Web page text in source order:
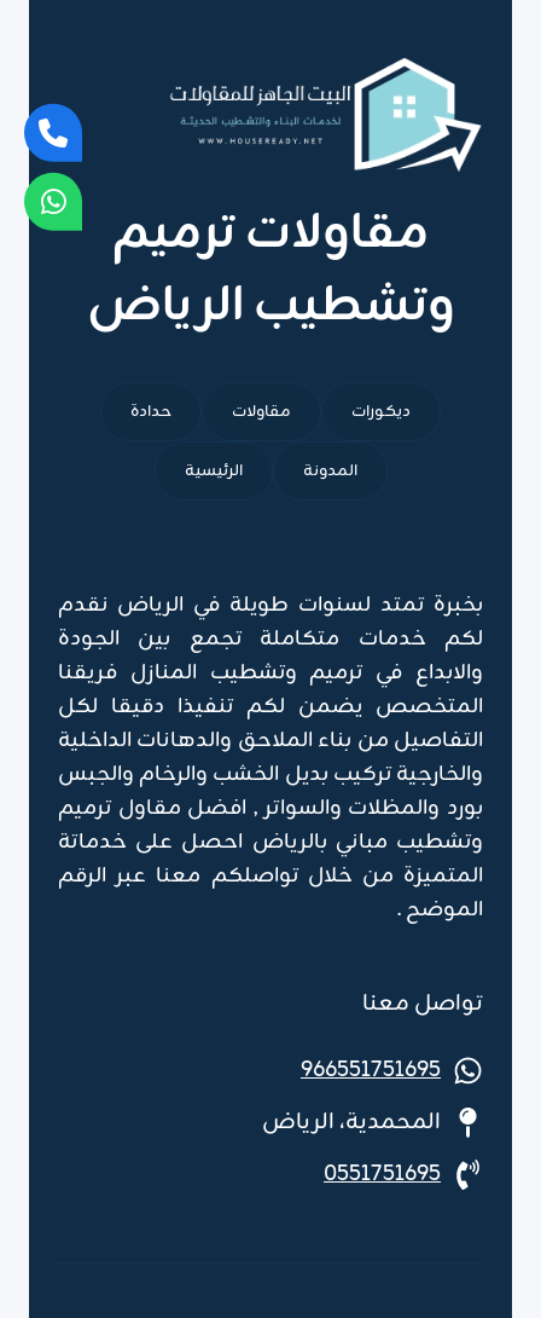
قواطع
بارتشن
الرياض
مقاولات ترميم
وتشطيب الرياض
ديكورات مقاولات حدادة
المدونة الرئيسية
بخبرة تمتد لسنوات طويلة في الرياض نقدم
لكم خدمات متكاملة تجمع بين الجودة
والابداع في ترميم وتشطيب المنازل فريقنا
المتخصص يضمن لكم تنفيذا دقيقا لكل
التفاصيل من بناء الملاحق والدهانات الداخلية
والخارجية تركيب بديل الخشب والرخام والجبس
بورد والمظلات والسواتر , افضل مقاول ترميم
وتشطيب مباني بالرياض احصل على خدماتة
المتميزة من خلال تواصلكم معنا عبر الرقم
الموضح .
تواصل معنا
966551751695
المحمدية، الرياض
0551751695